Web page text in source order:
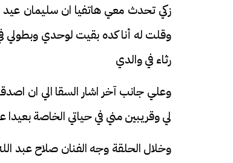
زكي تحدث معي هاتفيا ان سليمان
وقلت له أنا كده بقيت لوحدي وبطولي
رثاء في والدي
وعلي جانب آخر اشار السقا الي ان
لي وقريبين مني في حياتي الخاصة بعيدا
وخلال الحلقة وجه الفنان صلاح عبد